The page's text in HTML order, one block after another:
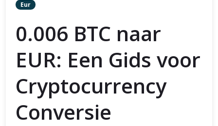
Eur
0.006 BTC naar
EUR: Een Gids voor
Cryptocurrency
Conversie